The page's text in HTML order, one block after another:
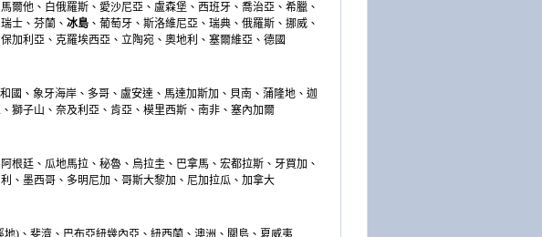
爾他、白俄羅斯、愛沙尼亞、盧森堡、西班牙、喬治亞、希臘、
士、芬蘭、 冰島 、葡萄牙、斯洛維尼亞、瑞典、俄羅斯、挪威、
加利亞、克羅埃西亞、立陶宛、奧地利、塞爾維亞、德國
和國、象牙海岸、多哥、盧安達、馬達加斯加、貝南、蒲隆地、迦
獅子山、奈及利亞、肯亞、模里西斯、南非、塞內加爾
根廷、瓜地馬拉、秘魯、烏拉圭、巴拿馬、宏都拉斯、牙買加、
、墨西哥、多明尼加、哥斯大黎加、尼加拉瓜、加拿大
地) 、斐濟、巴布亞紐幾內亞、紐西蘭、澳洲、關島、夏威夷